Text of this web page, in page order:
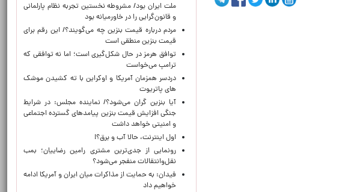
ملت ایران بود/ مشروطه نخستین تجربه نظام پارلمانی
و قانون‌گرایی را در خاورمیانه بود
مردم درباره قیمت بنزین چه می‌گویند؟/ این رقم برای
قیمت بنزین منطقی است
توافق هرمز در حال شکل‌گیری است؛ اما نه توافقی که
ترامپ می‌خواست
دردسر همزمان آمریکا و اوکراین با ته کشیدن موشک
های پاتریوت
آیا بنزین گران می‌شود؟/ نماینده مجلس: در شرایط
جنگی افزایش قیمت بنزین پیامدهای گسترده اجتماعی
و امنیتی خواهد داشت
اول اینترنت، حالا آب و برق؟!
رونمایی از جدی‌ترین مشتری رامین رضاییان؛ بمب
نقل‌وانتقالات منفجر می‌شود؟
فیدان: به حمایت از مذاکرات میان ایران و آمریکا ادامه
خواهیم داد